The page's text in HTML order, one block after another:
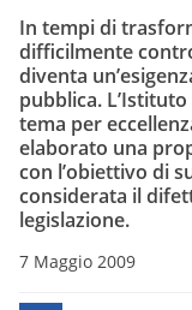
In tempi di
difficilmente
diventa
pubblica.
tema per
elaborato una
con l’obiettivo di
considerata il
legislazione.
7 Maggio 2009